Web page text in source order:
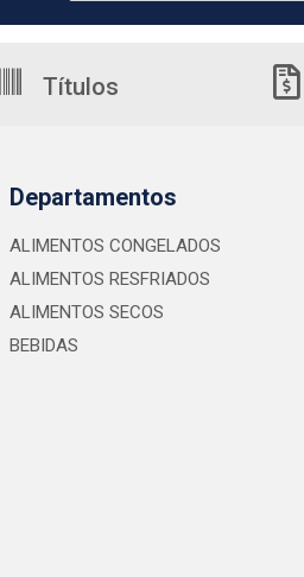
Títulos
Departamentos
ALIMENTOS CONGELADOS
ALIMENTOS RESFRIADOS
ALIMENTOS SECOS
BEBIDAS